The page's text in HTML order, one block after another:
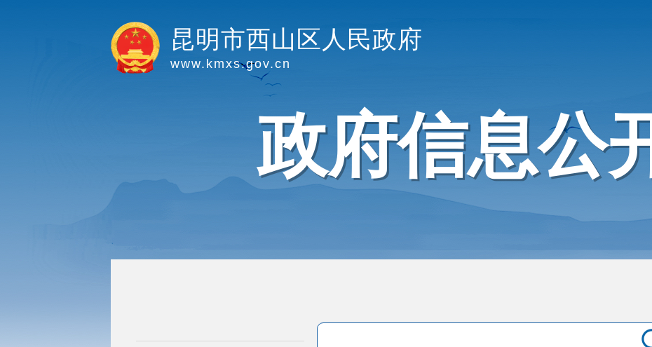
昆明市西山区人民政府
www.kmxs.gov.cn
政府信息公